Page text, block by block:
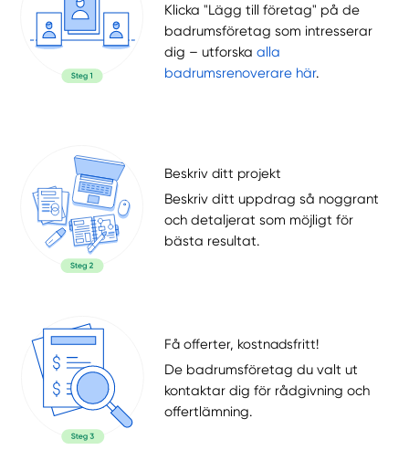
Klicka "Lägg till företag" på de
badrumsföretag som intresserar
dig – utforskaalla
badrumsrenoverare här.
Beskriv ditt projekt
Beskriv ditt uppdrag så noggrant
och detaljerat som möjligt för
bästa resultat.
Få offerter, kostnadsfritt!
De badrumsföretag du valt ut
kontaktar dig för rådgivning och
offertlämning.